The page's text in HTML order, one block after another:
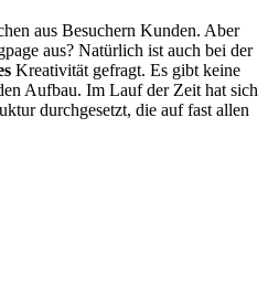
aus Besuchern Kunden. Aber
aus? Natürlich ist auch bei der
Kreativität gefragt. Es gibt keine
Aufbau. Im Lauf der Zeit hat sich
durchgesetzt, die auf fast allen